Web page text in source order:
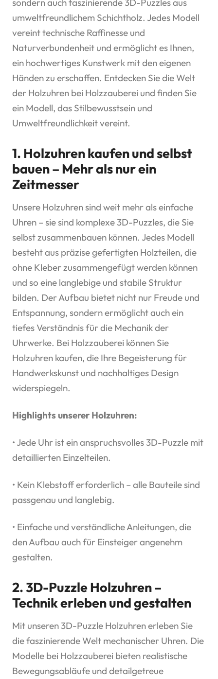
sondern auch faszinierende 3D-Puzzles aus
umweltfreundlichem Schichtholz. Jedes Modell
vereint technische Raffinesse und
Naturverbundenheit und ermöglicht es Ihnen,
ein hochwertiges Kunstwerk mit den eigenen
Händen zu erschaffen. Entdecken Sie die Welt
der Holzuhren bei Holzzauberei und finden Sie
ein Modell, das Stilbewusstsein und
Umweltfreundlichkeit vereint.
1. Holzuhren kaufen und selbst
bauen – Mehr als nur ein
Zeitmesser
Unsere Holzuhren sind weit mehr als einfache
Uhren – sie sind komplexe 3D-Puzzles, die Sie
selbst zusammenbauen können. Jedes Modell
besteht aus präzise gefertigten Holzteilen, die
ohne Kleber zusammengefügt werden können
und so eine langlebige und stabile Struktur
bilden. Der Aufbau bietet nicht nur Freude und
Entspannung, sondern ermöglicht auch ein
tiefes Verständnis für die Mechanik der
Uhrwerke. Bei Holzzauberei können Sie
Holzuhren kaufen, die Ihre Begeisterung für
Handwerkskunst und nachhaltiges Design
widerspiegeln.
Highlights unserer Holzuhren:
• Jede Uhr ist ein anspruchsvolles 3D-Puzzle mit
detaillierten Einzelteilen.
• Kein Klebstoff erforderlich – alle Bauteile sind
passgenau und langlebig.
• Einfache und verständliche Anleitungen, die
den Aufbau auch für Einsteiger angenehm
gestalten.
2. 3D-Puzzle Holzuhren –
Technik erleben und gestalten
Mit unseren 3D-Puzzle Holzuhren erleben Sie
die faszinierende Welt mechanischer Uhren. Die
Modelle bei Holzzauberei bieten realistische
Bewegungsabläufe und detailgetreue